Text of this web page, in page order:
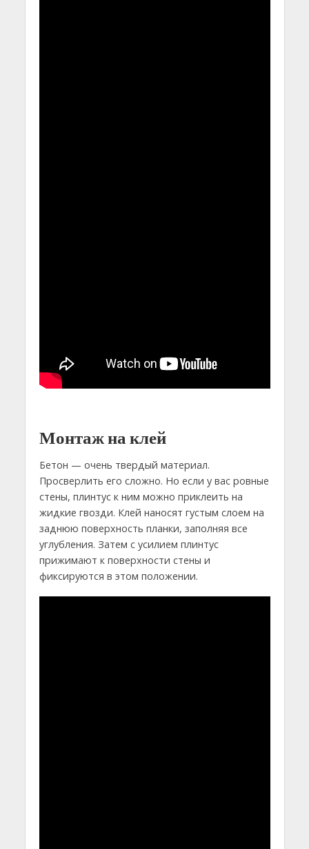
Монтаж на клей
Бетон — очень твердый материал.
Просверлить его сложно. Но если у вас ровные
стены, плинтус к ним можно приклеить на
жидкие гвозди. Клей наносят густым слоем на
заднюю поверхность планки, заполняя все
углубления. Затем с усилием плинтус
прижимают к поверхности стены и
фиксируются в этом положении.